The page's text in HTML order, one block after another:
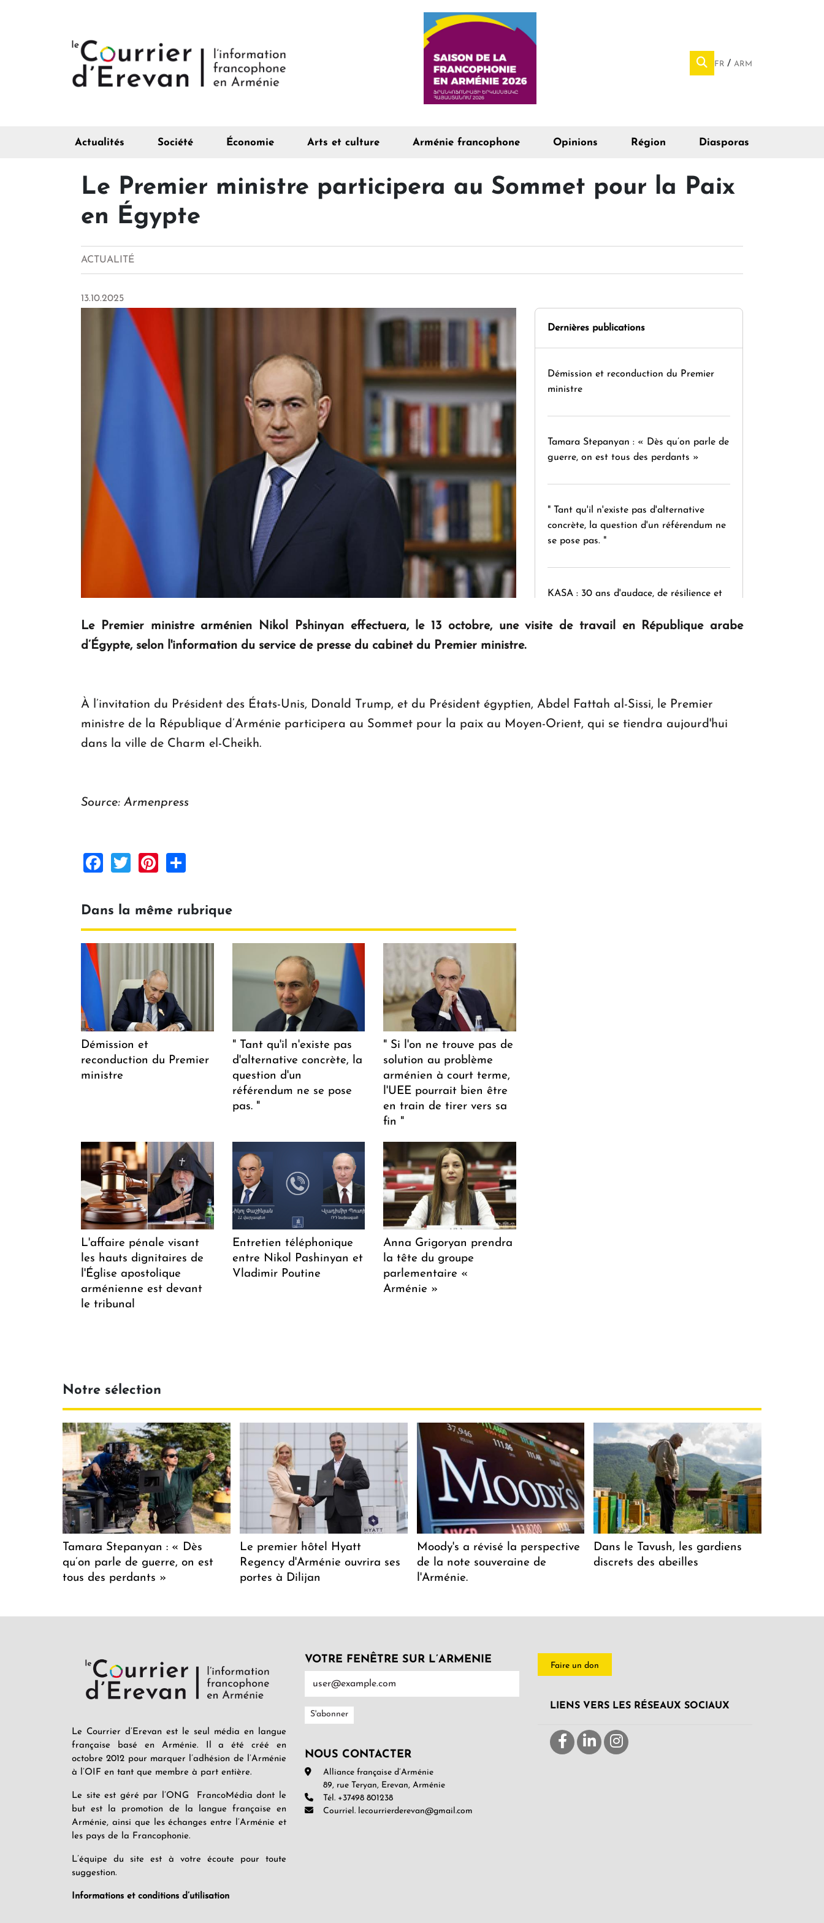
FR ARM
Actualités Société Économie Arts et culture Arménie francophone Opinions Région Diasporas
Le Premier ministre participera au Sommet pour la Paix
en Égypte
ACTUALITÉ
13.10.2025
Dernières publications
Démission et reconduction du Premier
ministre
Tamara Stepanyan : « Dès qu’on parle de
guerre, on est tous des perdants »
" Tant qu'il n'existe pas d'alternative
concrète, la question d'un référendum ne
se pose pas. "
KASA : 30 ans d'audace, de résilience et
Le Premier ministre arménien Nikol Pshinyan effectuera, le 13 octobre, une visite de travail en République arabe
d’Égypte, selon l'information du service de presse du cabinet du Premier ministre.
À l’invitation du Président des États-Unis, Donald Trump, et du Président égyptien, Abdel Fattah al-Sissi, le Premier
ministre de la République d’Arménie participera au Sommet pour la paix au Moyen-Orient, qui se tiendra aujourd'hui
dans la ville de Charm el-Cheikh.
Source: Armenpress
Facebook
TwitterPinterest
Dans la même rubrique
Démission et
reconduction du Premier
ministre
" Tant qu'il n'existe pas
d'alternative concrète, la
question d'un
référendum ne se pose
pas. "
" Si l'on ne trouve pas de
solution au problème
arménien à court terme,
l'UEE pourrait bien être
en train de tirer vers sa
fin "
L'affaire pénale visant
les hauts dignitaires de
l'Église apostolique
arménienne est devant
le tribunal
Entretien téléphonique
entre Nikol Pashinyan et
Vladimir Poutine
Anna Grigoryan prendra
la tête du groupe
parlementaire «
Arménie »
Notre sélection
Tamara Stepanyan : « Dès
qu’on parle de guerre, on est
tous des perdants »
Le premier hôtel Hyatt
Regency d'Arménie ouvrira ses
portes à Dilijan
Moody's a révisé la perspective
de la note souveraine de
l'Arménie.
Dans le Tavush, les gardiens
discrets des abeilles
Le Courrier d’Erevan est le seul média en langue
française basé en Arménie. Il a été créé en
octobre 2012 pour marquer l’adhésion de l’Arménie
à l’OIF en tant que membre à part entière.
Le site est géré par l’ONG FrancoMédia dont le
but est la promotion de la langue française en
Arménie, ainsi que les échanges entre l’Arménie et
les pays de la Francophonie.
L’équipe du site est à votre écoute pour toute
suggestion.
Informations et conditions d’utilisation
VOTRE FENÊTRE SUR L’ARMENIE
NOUS CONTACTER
Alliance française d’Arménie
89, rue Teryan, Erevan, Arménie
Tél. +37498 801238
Courriel. lecourrierderevan@gmail.com
Faire un don
LIENS VERS LES RÉSEAUX SOCIAUX